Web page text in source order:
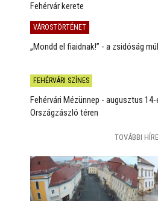
Fehérvár kerete
VÁROSTÖRTÉNET
„Mondd el fiaidnak!” - a zsidóság
FEHÉRVÁRI SZÍNES
Fehérvári Mézünnep - augusztus
Országzászló téren
TOVÁBBI